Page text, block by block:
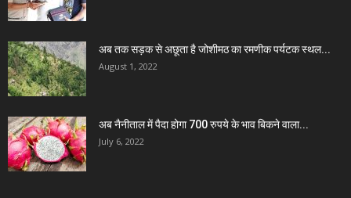
अब तक सड़क से अछूता है जोशीमठ का रमणीक पर्यटक स्थल...
August 1, 2022
अब नैनीताल में पैदा होगा 700 रुपये के भाव बिकने वाला...
July 6, 2022